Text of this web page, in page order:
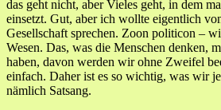
das geht nicht, aber Vieles geht, in dem
einsetzt. Gut, aber ich wollte eigentlich
Gesellschaft sprechen. Zoon politicon –
Wesen. Das, was die Menschen denken,
haben, davon werden wir ohne Zweifel
einfach. Daher ist es so wichtig, was wir
nämlich Satsang.